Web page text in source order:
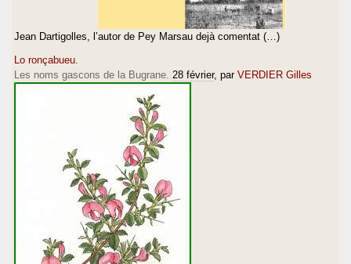
Jean Dartigolles, l’autor de Pey Marsau dejà comentat (…)
Lo ronçabueu.
Les noms gascons de la Bugrane. 28 février, par VERDIER Gilles